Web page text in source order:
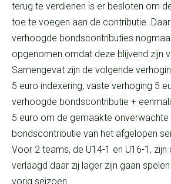
terug te verdienen is er besloten om
toe te voegen aan de contributie.
verhoogde bondscontributies
opgenomen omdat deze blijvend zijn
Samengevat zijn de volgende
5 euro indexering, vaste verhoging 5
verhoogde bondscontributie +
5 euro om de gemaakte onverwachte
bondscontributie van het afgelopen
Voor 2 teams, de U14-1 en U16-1, zijn
verlaagd daar zij lager zijn gaan
vorig seizoen.